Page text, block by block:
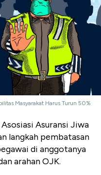
Masyarakat Harus Turun 50%
Asosiasi Asuransi Jiwa
langkah pembatasan
di anggotanya
arahan OJK.